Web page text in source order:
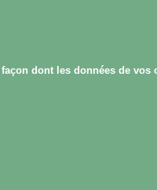
dont les données de vos